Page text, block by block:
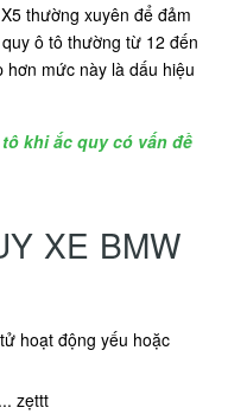
thường xuyên để đảm
ô tô thường từ 12 đến
hơn mức này là dấu hiệu
khi ắc quy có vấn đề
XE BMW
hoạt động yếu hoặc
zẹttt